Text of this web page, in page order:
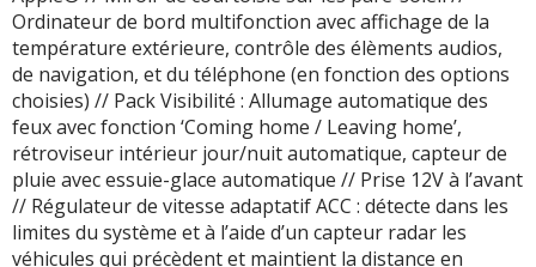
Ordinateur de bord multifonction avec affichage de la
température extérieure, contrôle des élèments audios,
de navigation, et du téléphone (en fonction des options
choisies) // Pack Visibilité : Allumage automatique des
feux avec fonction ‘Coming home / Leaving home’,
rétroviseur intérieur jour/nuit automatique, capteur de
pluie avec essuie-glace automatique // Prise 12V à l’avant
// Régulateur de vitesse adaptatif ACC : détecte dans les
limites du système et à l’aide d’un capteur radar les
véhicules qui précèdent et maintient la distance en